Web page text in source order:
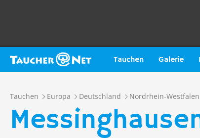
Tauchen Galerie
Tauchen Europa Deutschland Nordrhein-Westfalen